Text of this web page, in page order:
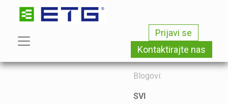
Prijavi se
Kontaktirajte nas
Blogovi:
SVI